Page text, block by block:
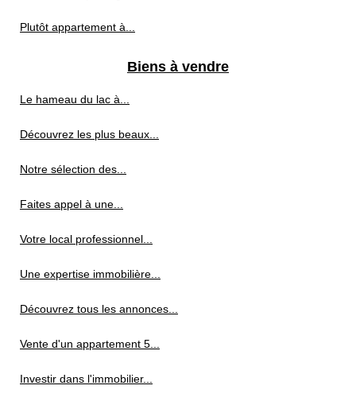
Plutôt appartement à...
Biens à vendre
Le hameau du lac à...
Découvrez les plus beaux...
Notre sélection des...
Faites appel à une...
Votre local professionnel...
Une expertise immobilière...
Découvrez tous les annonces...
Vente d'un appartement 5...
Investir dans l'immobilier...